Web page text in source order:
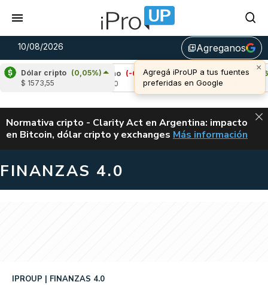
10/08/2026 library_addAgreganos
Dólar cripto (0,05%)
$ 1573,55
Cardano (-0,70%)
Avalanche (0,69%)
u$s 6,55
ALERTA
Normativa cripto - Clarity Act en Argentina: impacto
en Bitcoin, dólar cripto y exchanges CLARITY ACT EN
Más información
FINANZAS 4.0
IPROUP FINANZAS 4.0